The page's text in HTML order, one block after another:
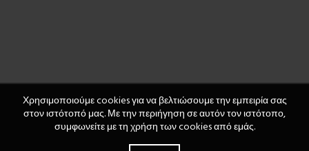
Χρησιμοποιούμε cookies για να βελτιώσουμε την εμπειρία σας
στον ιστότοπό μας. Με την περιήγηση σε αυτόν τον ιστότοπο,
συμφωνείτε με τη χρήση των cookies από εμάς.